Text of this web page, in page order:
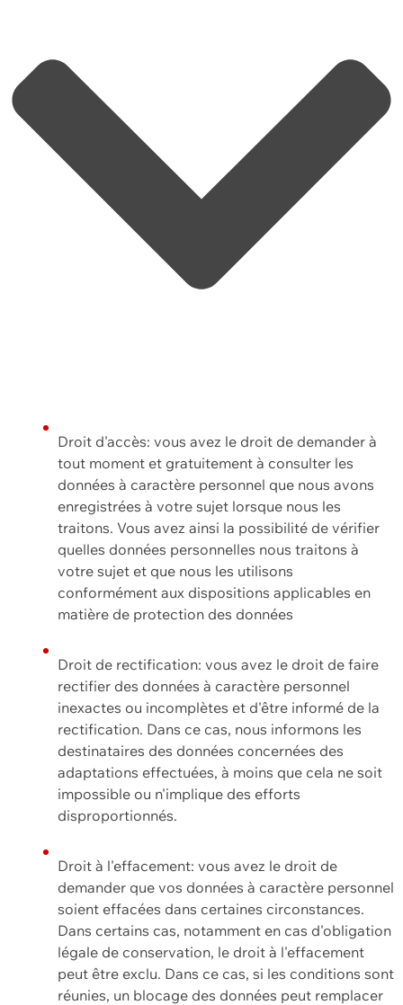
Droit d'accès: vous avez le droit de demander à
tout moment et gratuitement à consulter les
données à caractère personnel que nous avons
enregistrées à votre sujet lorsque nous les
traitons. Vous avez ainsi la possibilité de vérifier
quelles données personnelles nous traitons à
votre sujet et que nous les utilisons
conformément aux dispositions applicables en
matière de protection des données
Droit de rectification: vous avez le droit de faire
rectifier des données à caractère personnel
inexactes ou incomplètes et d'être informé de la
rectification. Dans ce cas, nous informons les
destinataires des données concernées des
adaptations effectuées, à moins que cela ne soit
impossible ou n'implique des efforts
disproportionnés.
Droit à l'effacement: vous avez le droit de
demander que vos données à caractère personnel
soient effacées dans certaines circonstances.
Dans certains cas, notamment en cas d'obligation
légale de conservation, le droit à l'effacement
peut être exclu. Dans ce cas, si les conditions sont
réunies, un blocage des données peut remplacer